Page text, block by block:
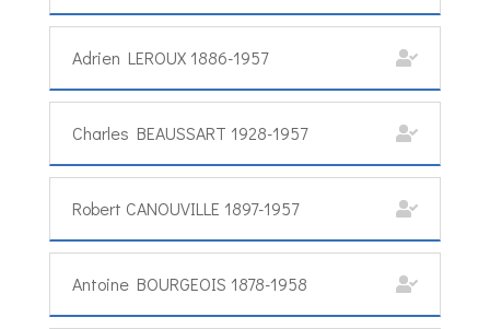
Adrien LEROUX 1886-1957
Charles BEAUSSART 1928-1957
Robert CANOUVILLE 1897-1957
Antoine BOURGEOIS 1878-1958